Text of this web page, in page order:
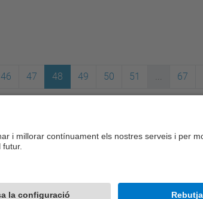
46 47 48 49 50 51 ... 67